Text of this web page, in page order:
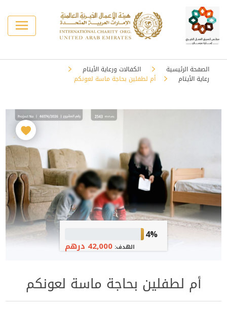
الصفحة الرئيسية
الكفالات ورعاية الأيتام
رعاية الأيتام
أم لطفلين بحاجة ماسة لعونكم
4%
الهدف:42,000 درهم
أم لطفلين بحاجة ماسة لعونكم